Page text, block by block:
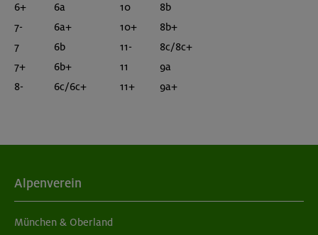
6+
6a 10
8b
7-
6a+ 10+
8b+
7
6b 11-
8c/8c+
7+
6b+ 11
9a
8-
6c/6c+ 11+ 9a+
Alpenverein
München & Oberland